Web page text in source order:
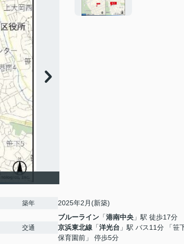
築年 2025年2月(新築)
交通
ブルーライン 「港南中央 」駅 徒歩17分
京浜東北線 「洋光台 」駅 バス11分 「笹
保育園前」 停歩5分